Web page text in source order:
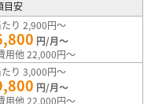
目安
り 2,900円～
円/月～
用他 22,000円～
り 3,000円～
円/月～
用他 22,000円～